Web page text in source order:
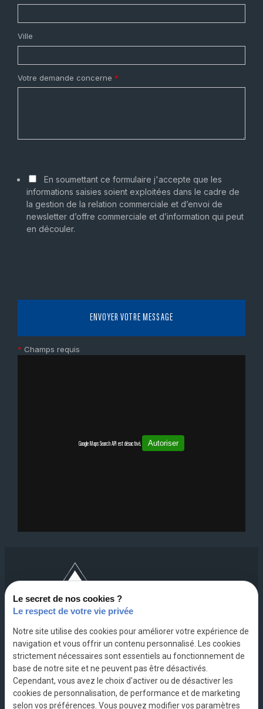
Ville
Votre demande concerne *
En soumettant ce formulaire j'accepte que les
informations saisies soient exploitées dans le cadre de
la gestion de la relation commerciale et d’envoi de
newsletter d’offre commerciale et d’information qui peut
en découler.
* Champs requis
Google Maps Search API est désactivé. Autoriser
04 79 62 20 07
Le secret de nos cookies ?
Le respect de votre vie privée
Notre site utilise des cookies pour améliorer votre expérience de
navigation et vous offrir un contenu personnalisé. Les cookies
strictement nécessaires sont essentiels au fonctionnement de
base de notre site et ne peuvent pas être désactivés.
Cependant, vous avez le choix d'activer ou de désactiver les
cookies de personnalisation, de performance et de marketing
selon vos préférences. Vous pouvez modifier vos paramètres